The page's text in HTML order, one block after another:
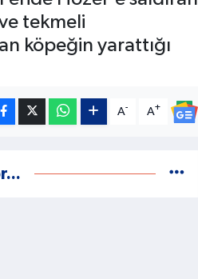
tekmeli
köpeğin yarattığı
A- A+